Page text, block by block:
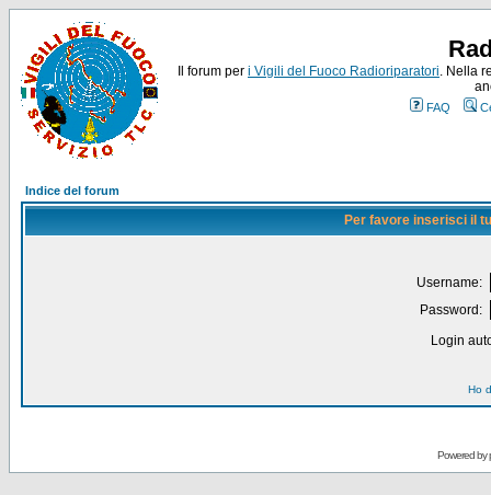
Il forum per i Vigili del Fuoco Radioriparatori. Nella
FAQ
Indice del forum
Per favore inserisci il
Username:
Password:
Login
Ho
Powered by